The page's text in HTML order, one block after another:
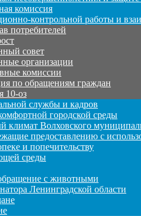
комиссия
контрольной работы и
потребителей
совет
организации
комиссии
по обращениям граждан
10-оз
службы и кадров
городской среды
климат Волховского
предоставлению с
и попечительству
среды
с животными
Ленинградской области